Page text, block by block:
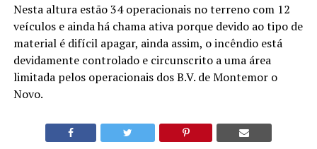
Nesta altura estão 34 operacionais no terreno com 12
veículos e ainda há chama ativa porque devido ao tipo de
material é difícil apagar, ainda assim, o incêndio está
devidamente controlado e circunscrito a uma área
limitada pelos operacionais dos B.V. de Montemor o
Novo.